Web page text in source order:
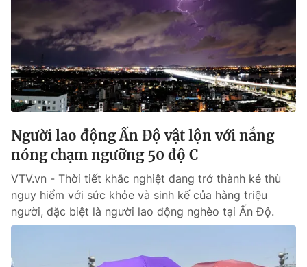
Chất lượng cuộc sống
Học trực tuyến
Hitech Công nghệ tương lai
Sản phẩm
Thị trường
Tư vấn
Giao lưu trực tuyến
Lịch phát sóng
Chuyên mục khác
Emagazine Podcast
Photo Infographic
Người lao động Ấn Độ vật lộn với nắng
nóng chạm ngưỡng 50 độ C
VTV.vn - Thời tiết khắc nghiệt đang trở thành kẻ thù
nguy hiểm với sức khỏe và sinh kế của hàng triệu
người, đặc biệt là người lao động nghèo tại Ấn Độ.